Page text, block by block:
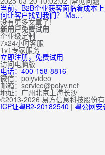
当前，B2B企业获客面临着成本
何让客户找到我们？ Ma…
没有更多文章了!
新用户免费试用
企业级定制
7x24小时客服
1v1专家服务
立即注册，免费试用
访问电脑版
电话：400-158-8816
微信：polyvideo
邮箱：service@polyv.net
地址： 广州北京 上海长沙
©2013-2026 易方信息科技股份
ICP证粤B2-20182540 | 粤公网